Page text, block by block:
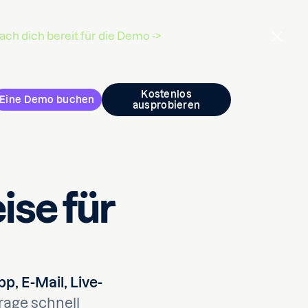
dich bereit für die Demo ->
Eine Demo buchen
Kostenlos
ausprobieren
für
E-Mail, Live-
schnell